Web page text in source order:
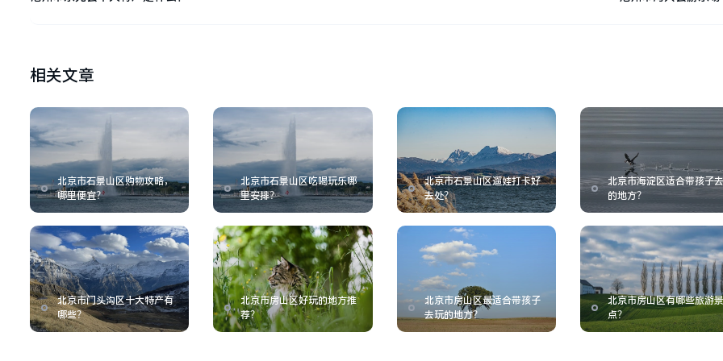
相关文章
北京市石景山区购物攻略，
哪里便宜？
北京市石景山区吃喝玩乐哪
里安排？
北京市石景山区遛娃打卡好
去处？
北京市海淀区适合带孩子去
的地方？
北京市门头沟区十大特产有
哪些？
北京市房山区好玩的地方推
荐？
北京市房山区最适合带孩子
去玩的地方？
北京市房山区有哪些旅游景
点？